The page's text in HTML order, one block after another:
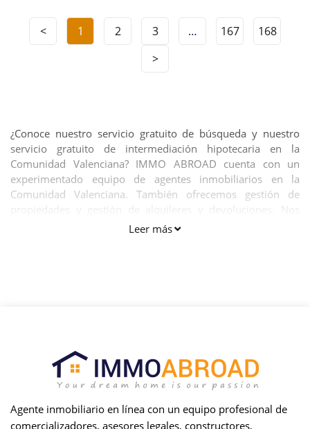
< 1 2 3 … 167
168
>
¿Conoce nuestro servicio gratuito de búsqueda y nuestro
servicio gratuito de intermediación hipotecaria en la
Comunidad Valenciana? IMMO ABROAD cuenta con un
experimentado equipo de agentes inmobiliarios en la
Comunidad Valenciana. También ofrecemos gestión de
propiedades y gestión de alquileres y devoluciones. Nos
esforzamos en ofrecer a nuestros clientes una gama
Leer más
Agente inmobiliario en línea con un equipo profesional de
comercializadores, asesores legales, constructores,